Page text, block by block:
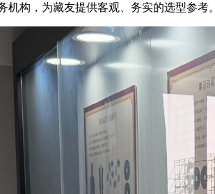
构，为藏友提供客观、务实的选型参考。